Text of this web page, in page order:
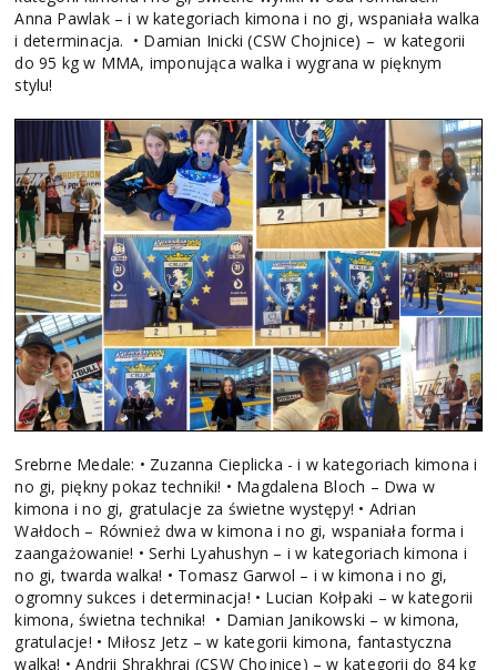
Anna Pawlak – i w kategoriach kimona i no gi, wspaniała walka
i determinacja. • Damian Inicki (CSW Chojnice) – w kategorii
do 95 kg w MMA, imponująca walka i wygrana w pięknym
stylu!
Srebrne Medale: • Zuzanna Cieplicka - i w kategoriach kimona i
no gi, piękny pokaz techniki! • Magdalena Bloch – Dwa w
kimona i no gi, gratulacje za świetne występy! • Adrian
Wałdoch – Również dwa w kimona i no gi, wspaniała forma i
zaangażowanie! • Serhi Lyahushyn – i w kategoriach kimona i
no gi, twarda walka! • Tomasz Garwol – i w kimona i no gi,
ogromny sukces i determinacja! • Lucian Kołpaki – w kategorii
kimona, świetna technika! • Damian Janikowski – w kimona,
gratulacje! • Miłosz Jetz – w kategorii kimona, fantastyczna
walka! • Andrii Shrakhrai (CSW Chojnice) – w kategorii do 84 kg